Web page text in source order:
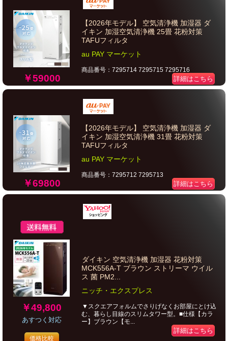
￥59000
【2026年モデル】 空気清浄機 加湿器 ダ
イキン 加湿空気清浄機 25畳 花粉対策
TAFUフィルタ
au PAY マーケット
商品番号：7295714 7295715 7295716
詳細はこちら
￥69800
【2026年モデル】 空気清浄機 加湿器 ダ
イキン 加湿空気清浄機 31畳 花粉対策
TAFUフィルタ
au PAY マーケット
商品番号：7295712 7295713
詳細はこちら
￥49,800
あすつく対応
価格比較
ダイキン 空気清浄機 加湿器 花粉対策
MCK556A-T ブラウン ストリーマ ウイル
ス 菌 PM2...
ニッチ・エクスプレス
▼スクエアフォルムでさりげなくお部屋にとけ込
む、暮らし目線のスリムタワー型。■仕様【カラ
ー】ブラウン【モ...
詳細はこちら